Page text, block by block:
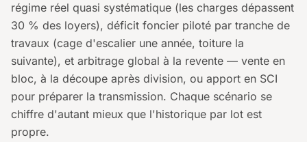
régime réel quasi systématique (les charges dépassent
30 % des loyers), déficit foncier piloté par tranche de
travaux (cage d'escalier une année, toiture la
suivante), et arbitrage global à la revente — vente en
bloc, à la découpe après division, ou apport en SCI
pour préparer la transmission. Chaque scénario se
chiffre d'autant mieux que l'historique par lot est
propre.